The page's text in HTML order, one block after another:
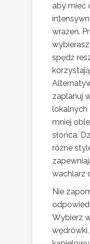
aby mieć
wrażeń.
wybierasz
spędź
zaplanuj
lokalnych
mniej
słońca.
różne
wachlarz
Nie
Wybierz